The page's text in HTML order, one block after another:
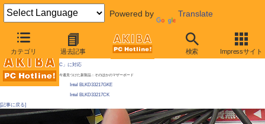
Powered by Translate
カテゴリ 過去記事 検索 Impressサイト
AKIBA PC Hotline!
[拡大画像]手の平サイズでCore i3搭載の超小型マザーがIntelから登場、同社提唱の新規格「NU
C」に対応
今週見つけた新製品：そのほかのマザーボード
Intel BLKD33217GKE
Intel BLKD33217CK
[記事に戻る]